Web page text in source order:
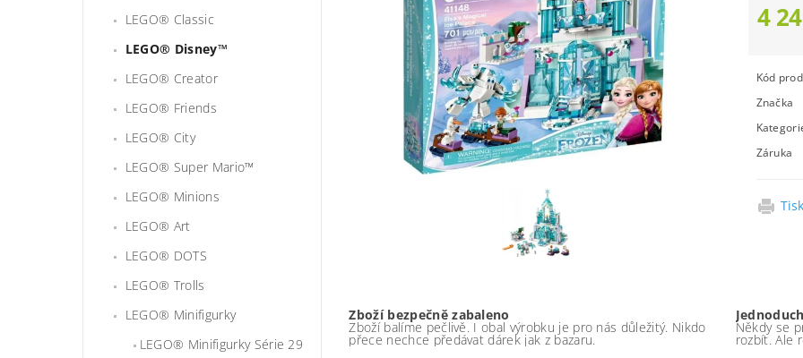
LEGO® Classic
LEGO® Disney™
LEGO® Creator
LEGO® Friends
LEGO® City
LEGO® Super Mario™
LEGO® Minions
LEGO® Art
LEGO® DOTS
LEGO® Trolls
LEGO® Minifigurky
LEGO® Minifigurky Série 29
4
Kód
Značka
Záruka
Zboží bezpečně zabaleno
Zboží balíme pečlivě. I obal výrobku je pro nás důležitý. Nikdo
přece nechce předávat dárek jak z bazaru.
Někdy se
rozbít. Ale